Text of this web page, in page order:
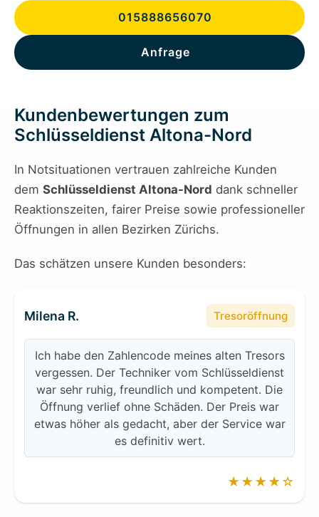
015888656070
Anfrage
Kundenbewertungen zum
Schlüsseldienst Altona-Nord
In Notsituationen vertrauen zahlreiche Kunden
dem Schlüsseldienst Altona-Nord dank schneller
Reaktionszeiten, fairer Preise sowie professioneller
Öffnungen in allen Bezirken Zürichs.
Das schätzen unsere Kunden besonders:
Milena R. Tresoröffnung
Ich habe den Zahlencode meines alten Tresors
vergessen. Der Techniker vom Schlüsseldienst
war sehr ruhig, freundlich und kompetent. Die
Öffnung verlief ohne Schäden. Der Preis war
etwas höher als gedacht, aber der Service war
es definitiv wert.
★★★★☆